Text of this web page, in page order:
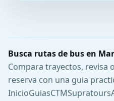
Busca rutas de bus en
Compara trayectos, revisa
reserva con una guia
InicioGuiasCTMSupratours